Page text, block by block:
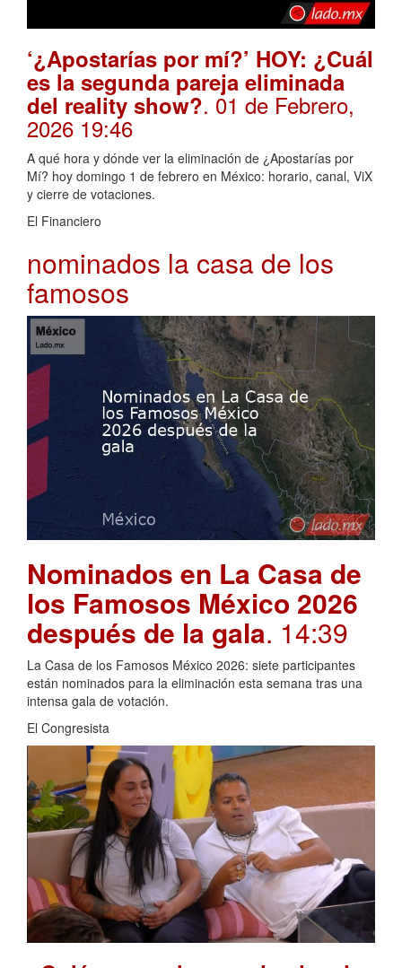
‘¿Apostarías por mí?’ HOY: ¿Cuál
es la segunda pareja eliminada
del reality show?. 01 de Febrero,
2026 19:46
A qué hora y dónde ver la eliminación de ¿Apostarías por
Mí? hoy domingo 1 de febrero en México: horario, canal, ViX
y cierre de votaciones.
El Financiero
nominados la casa de los
famosos
Nominados en La Casa de
los Famosos México 2026
después de la gala. 14:39
La Casa de los Famosos México 2026: siete participantes
están nominados para la eliminación esta semana tras una
intensa gala de votación.
El Congresista